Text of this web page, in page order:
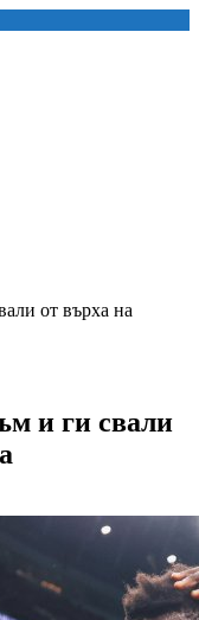
от върха на
и ги свали